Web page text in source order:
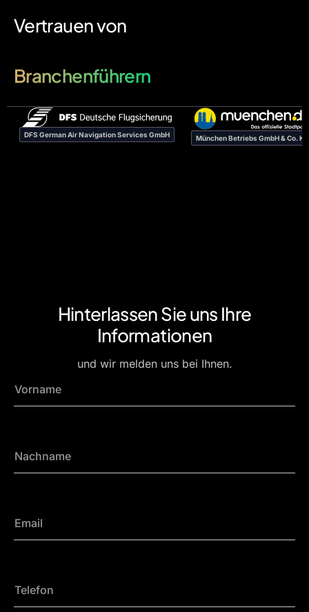
Vertrauen von
Branchenführern
DFS German Air Navigation Services GmbH München Betriebs GmbH & Co. KG
Hinterlassen Sie uns Ihre
Informationen
und wir melden uns bei Ihnen.